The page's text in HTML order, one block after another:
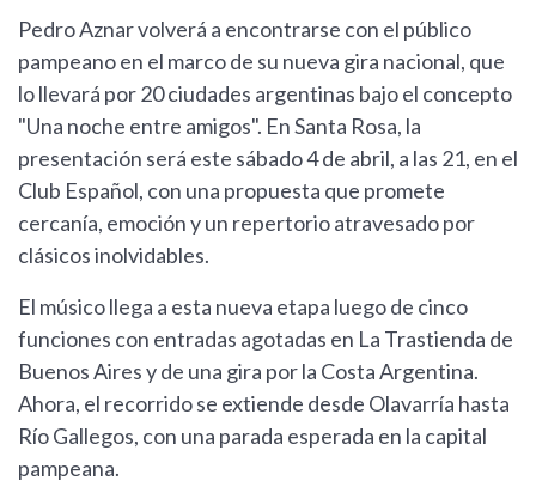
Pedro Aznar volverá a encontrarse con el público
pampeano en el marco de su nueva gira nacional, que
lo llevará por 20 ciudades argentinas bajo el concepto
"Una noche entre amigos". En Santa Rosa, la
presentación será este sábado 4 de abril, a las 21, en el
Club Español, con una propuesta que promete
cercanía, emoción y un repertorio atravesado por
clásicos inolvidables.
El músico llega a esta nueva etapa luego de cinco
funciones con entradas agotadas en La Trastienda de
Buenos Aires y de una gira por la Costa Argentina.
Ahora, el recorrido se extiende desde Olavarría hasta
Río Gallegos, con una parada esperada en la capital
pampeana.